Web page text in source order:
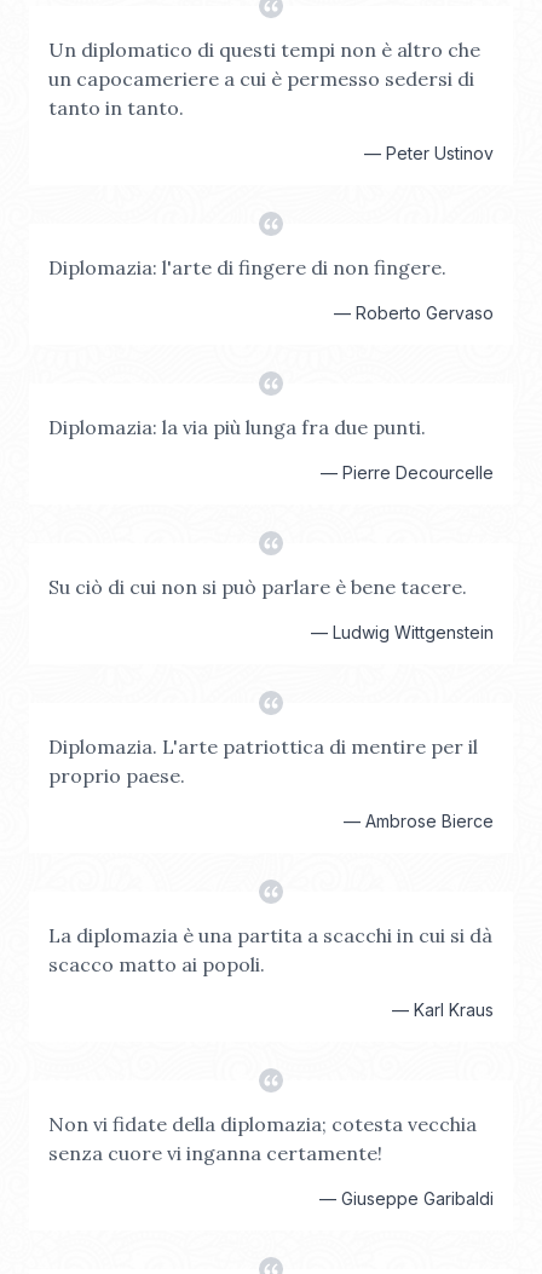
Un diplomatico di questi tempi non è altro che
un capocameriere a cui è permesso sedersi di
tanto in tanto.
— Peter Ustinov
Diplomazia: l'arte di fingere di non fingere.
— Roberto Gervaso
Diplomazia: la via più lunga fra due punti.
— Pierre Decourcelle
Su ciò di cui non si può parlare è bene tacere.
— Ludwig Wittgenstein
Diplomazia. L'arte patriottica di mentire per il
proprio paese.
— Ambrose Bierce
La diplomazia è una partita a scacchi in cui si dà
scacco matto ai popoli.
— Karl Kraus
Non vi fidate della diplomazia; cotesta vecchia
senza cuore vi inganna certamente!
— Giuseppe Garibaldi